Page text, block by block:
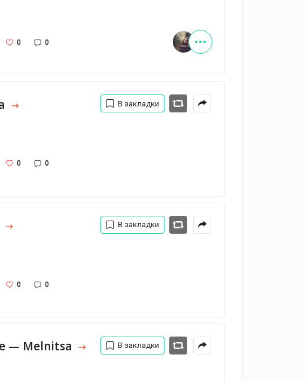
0 0
0 0
В закладки
0 0
В закладки
— Melnitsa В закладки